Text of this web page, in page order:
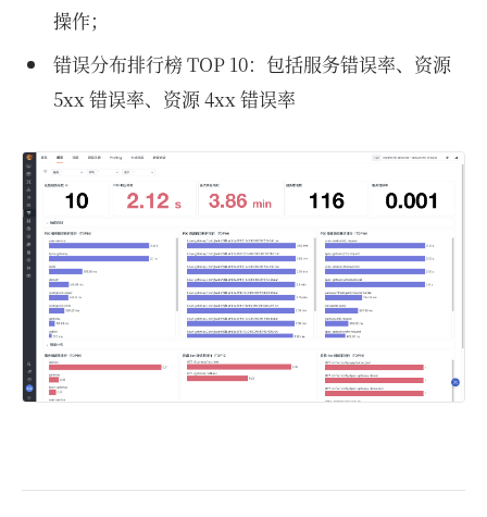
操作；
错误分布排行榜 TOP 10：包括服务错误率、资源
5xx 错误率、资源 4xx 错误率